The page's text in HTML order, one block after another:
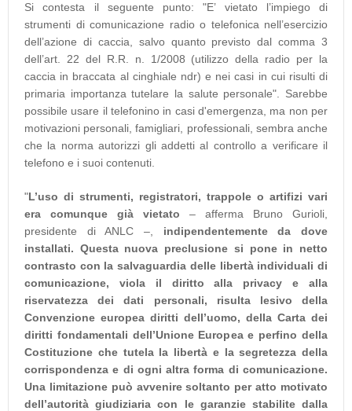
Si contesta il seguente punto: "E’ vietato l’impiego di
strumenti di comunicazione radio o telefonica nell’esercizio
dell’azione di caccia, salvo quanto previsto dal comma 3
dell’art. 22 del R.R. n. 1/2008 (utilizzo della radio per la
caccia in braccata al cinghiale ndr) e nei casi in cui risulti di
primaria importanza tutelare la salute personale". Sarebbe
possibile usare il telefonino in casi d'emergenza, ma non per
motivazioni personali, famigliari, professionali, sembra anche
che la norma autorizzi gli addetti al controllo a verificare il
telefono e i suoi contenuti.
"L’uso di strumenti, registratori, trappole o artifizi vari
era comunque già vietato – afferma Bruno Gurioli,
presidente di ANLC –, indipendentemente da dove
installati. Questa nuova preclusione si pone in netto
contrasto con la salvaguardia delle libertà individuali di
comunicazione, viola il diritto alla privacy e alla
riservatezza dei dati personali, risulta lesivo della
Convenzione europea diritti dell’uomo, della Carta dei
diritti fondamentali dell’Unione Europea e perfino della
Costituzione che tutela la libertà e la segretezza della
corrispondenza e di ogni altra forma di comunicazione.
Una limitazione può avvenire soltanto per atto motivato
dell’autorità giudiziaria con le garanzie stabilite dalla